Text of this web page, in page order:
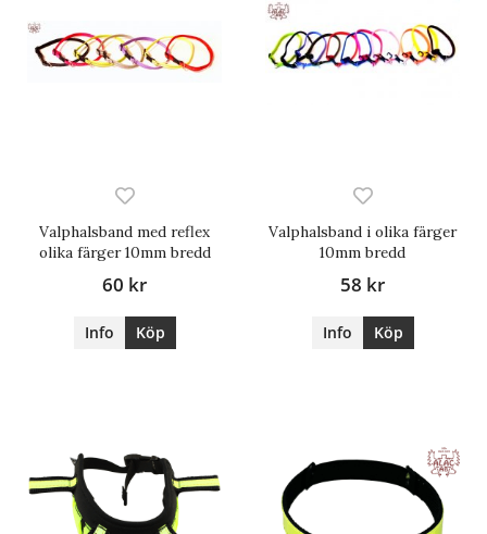
Valphalsband med reflex
olika färger 10mm bredd
60 kr
Info Köp
Valphalsband i olika färger
10mm bredd
58 kr
Info Köp